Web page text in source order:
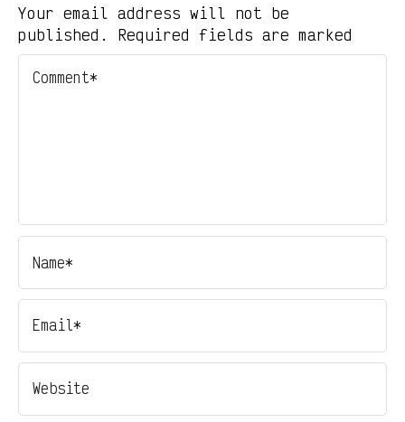
Your email address will not be
published. Required fields are marked